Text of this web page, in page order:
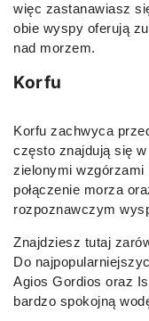
więc zastanawiasz
obie wyspy oferują
nad morzem.
Korfu
Korfu zachwyca
często znajdują się
zielonymi wzgórzami
połączenie morza
rozpoznawczym
Znajdziesz tutaj
Do
Agios Gordios oraz
bardzo spokojną